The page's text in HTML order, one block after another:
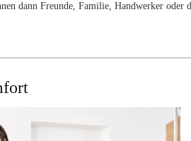
dann Freunde, Familie, Handwerker oder